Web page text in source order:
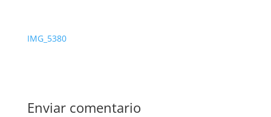
IMG_5380
Enviar comentario